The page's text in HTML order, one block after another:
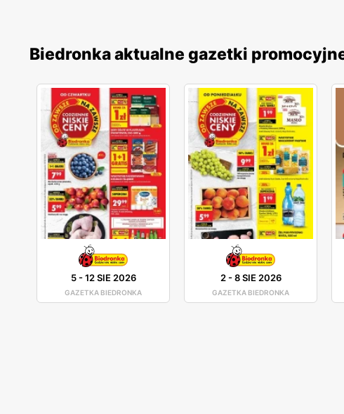
Biedronka aktualne gazetki
5-12 SIE 2026
GAZETKA BIEDRONKA
2-8 SIE 2026
GAZETKA BIEDRONKA